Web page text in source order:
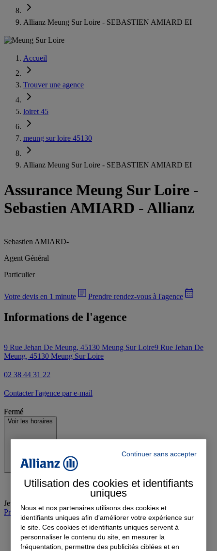
Allianz Meung Sur Loire - SEBASTIEN AMIARD EI
Accueil
Trouver une agence
loiret 45
meung sur loire 45130
Allianz Meung Sur Loire - SEBASTIEN AMIARD EI
Assurance Meung Sur Loire -
Sebastien AMIARD - Allianz
Sebastien AMIARD-
Agent Général
Particulier
Votre devis en 1 minute Prendre rendez-vous à l'agence
Informations de l'agence
9 Rue Jehan De Meung, 45130 Meung Sur Loire9 Rue Jehan De
Meung, 45130 Meung Sur Loire
02 38 44 31 22
Contacter l'agence par e-mail
Fermé
Voir les horaires
Jeudi
Prendre rendez-vous à l'agence
Continuer sans accepter
Utilisation des cookies et identifiants
uniques
Nous et nos partenaires utilisons des cookies et
identifiants uniques afin d'améliorer votre expérience sur
le site. Ces cookies et identifiants uniques servent à
personnaliser le contenu du site, en mesurer la
fréquentation, permettre des publicités ciblées et en